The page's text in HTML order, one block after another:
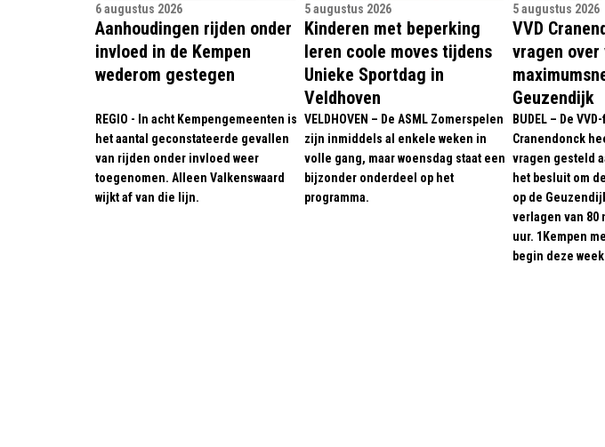
6 augustus 2026
Aanhoudingen rijden onder
invloed in de Kempen
wederom gestegen
REGIO - In acht Kempengemeenten is
het aantal geconstateerde gevallen
van rijden onder invloed weer
toegenomen. Alleen Valkenswaard
wijkt af van die lijn.
5 augustus 2026
Kinderen met beperking
leren coole moves tijdens
Unieke Sportdag in
Veldhoven
VELDHOVEN – De ASML Zomerspelen
zijn inmiddels al enkele weken in
volle gang, maar woensdag staat een
bijzonder onderdeel op het
programma.
5 augustus 2026
VVD
vragen
Geuzendijk
BUDEL – De
Cranendonck
vragen gesteld
het besluit om
op de
verlagen van 80
uur. 1Kempen
begin deze